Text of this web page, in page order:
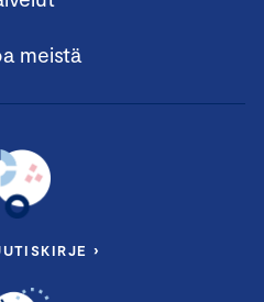
meistä
›